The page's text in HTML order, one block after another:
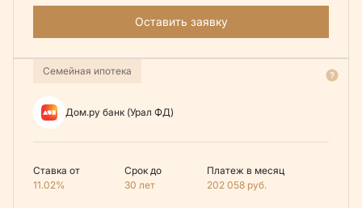
Оставить заявку
Семейная ипотека
Дом.ру банк (Урал ФД)
Ставка от
11.02%
Срок до
30 лет
Платеж в месяц
202 058 руб.